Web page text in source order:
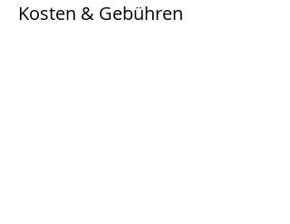
Kosten & Gebühren